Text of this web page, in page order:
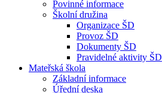
Povinné informace
Školní družina
Organizace ŠD
Provoz ŠD
Dokumenty ŠD
Pravidelné aktivity ŠD
Mateřská škola
Základní informace
Úřední deska